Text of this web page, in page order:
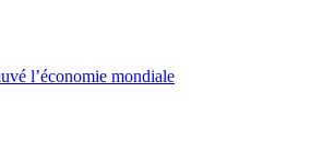
l’économie mondiale